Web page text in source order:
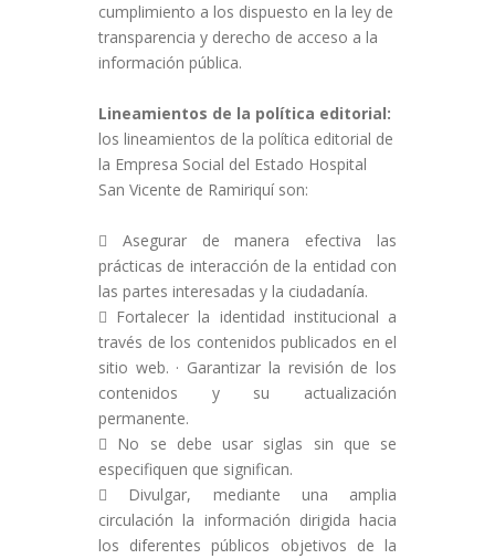
cumplimiento a los dispuesto en la ley de
transparencia y derecho de acceso a la
información pública.
Lineamientos de la política editorial:
los lineamientos de la política editorial de
la Empresa Social del Estado Hospital
San Vicente de Ramiriquí son:
Asegurar de manera efectiva las
prácticas de interacción de la entidad con
las partes interesadas y la ciudadanía.
Fortalecer la identidad institucional a
través de los contenidos publicados en el
sitio web. · Garantizar la revisión de los
contenidos y su actualización
permanente.
No se debe usar siglas sin que se
especifiquen que significan.
Divulgar, mediante una amplia
circulación la información dirigida hacia
los diferentes públicos objetivos de la